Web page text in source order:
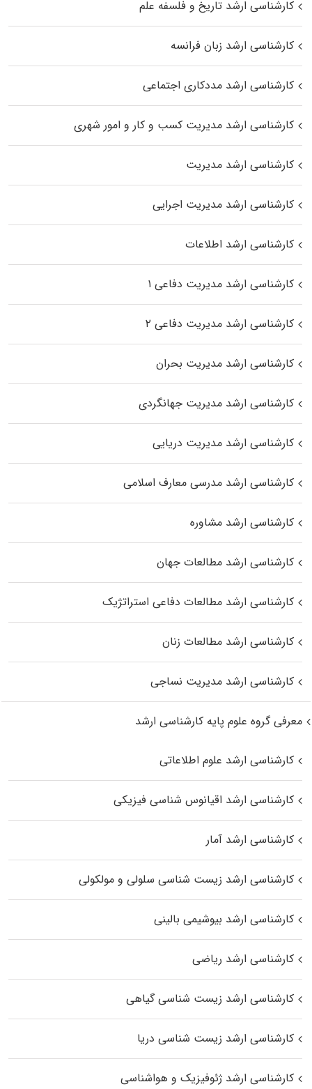
کارشناسی ارشد تاریخ و فلسفه علم
کارشناسی ارشد زبان فرانسه
کارشناسی ارشد مددکاری اجتماعی
کارشناسی ارشد مدیریت کسب و کار و امور شهری
کارشناسی ارشد مدیریت
کارشناسی ارشد مدیریت اجرایی
کارشناسی ارشد اطلاعات
کارشناسی ارشد مدیریت دفاعی ۱
کارشناسی ارشد مدیریت دفاعی ۲
کارشناسی ارشد مدیریت بحران
کارشناسی ارشد مدیریت جهانگردی
کارشناسی ارشد مدیریت دریایی
کارشناسی ارشد مدرسی معارف اسلامی
کارشناسی ارشد مشاوره
کارشناسی ارشد مطالعات جهان
کارشناسی ارشد مطالعات دفاعی استراتژیک
کارشناسی ارشد مطالعات زنان
کارشناسی ارشد مدیریت نساجی
معرفی گروه علوم پایه کارشناسی ارشد
کارشناسی ارشد علوم اطلاعاتی
کارشناسی ارشد اقیانوس‌ شناسی فیزیکی
کارشناسی ارشد آمار
کارشناسی ارشد زیست شناسی سلولی و مولکولی
کارشناسی ارشد بیوشیمی بالینی
کارشناسی ارشد ریاضی
کارشناسی ارشد زیست‌ شناسی گیاهی
کارشناسی ارشد زیست‌ شناسی دریا
کارشناسی ارشد ژئوفیزیک و هواشناسی